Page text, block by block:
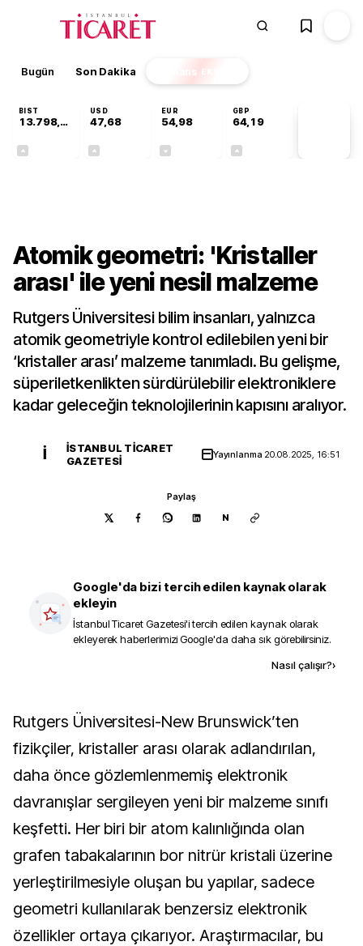
Bugün Son Dakika Finans EKSTRA
BIST
13.798,82
USD
47,68
EUR
54,98
GBP
64,19
Atomik geometri: 'Kristaller
arası' ile yeni nesil malzeme
Rutgers Üniversitesi bilim insanları, yalnızca
atomik geometriyle kontrol edilebilen yeni bir
‘kristaller arası’ malzeme tanımladı. Bu gelişme,
süperiletkenlikten sürdürülebilir elektroniklere
kadar geleceğin teknolojilerinin kapısını aralıyor.
İ
İSTANBUL TICARET
GAZETESI
Yayınlanma 20.08.2025, 16:51
Paylaş
N
Google'da bizi tercih edilen kaynak olarak
ekleyin
İstanbul Ticaret Gazetesi'i tercih edilen kaynak olarak
ekleyerek haberlerimizi Google'da daha sık görebilirsiniz.
Nasıl çalışır?›
Rutgers Üniversitesi-New Brunswick’ten
fizikçiler, kristaller arası olarak adlandırılan,
daha önce gözlemlenmemiş elektronik
davranışlar sergileyen yeni bir malzeme sınıfı
keşfetti. Her biri bir atom kalınlığında olan
grafen tabakalarının bor nitrür kristali üzerine
yerleştirilmesiyle oluşan bu yapılar, sadece
geometri kullanılarak benzersiz elektronik
özellikler ortaya çıkarıyor. Araştırmacılar, bu